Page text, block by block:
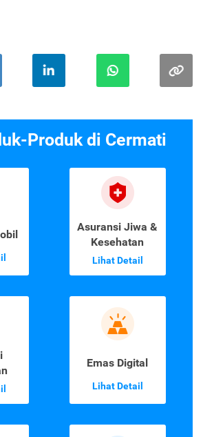
Produk di Cermati
Asuransi Jiwa &
Kesehatan
Lihat Detail
Emas Digital
Lihat Detail